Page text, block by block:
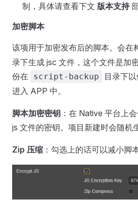
制，具体请查看下文 版本支持
加密脚本
该项用于加密发布后的脚本。会在
录下生成 jsc 文件，这个文件是加
份在
script-backup
目录下
进入 APP 中。
脚本加密密钥 ：在 Native 平台上
js 文件的密钥。项目新建时会随机
Zip 压缩 ：勾选上的话可以减小脚